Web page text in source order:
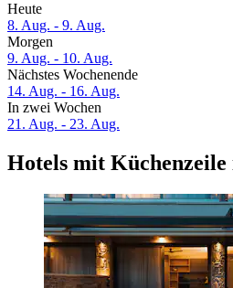
Heute
8. Aug. - 9. Aug.
Morgen
9. Aug. - 10. Aug.
Nächstes Wochenende
14. Aug. - 16. Aug.
In zwei Wochen
21. Aug. - 23. Aug.
Hotels mit